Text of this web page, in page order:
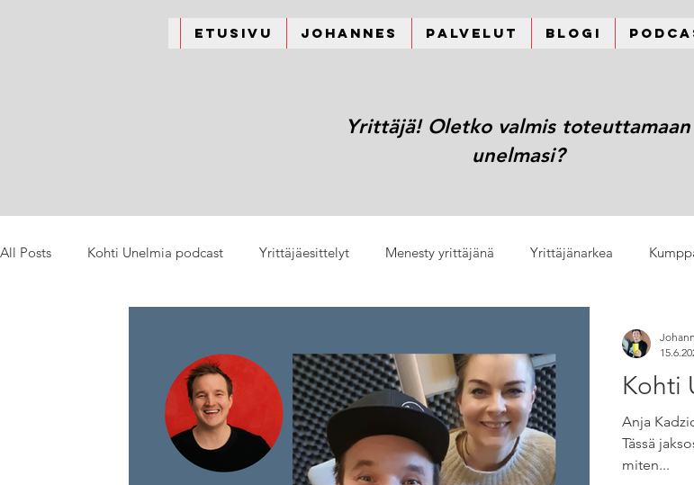
Etusivu Johannes Palvelut Blogi
Yrittäjä! Oletko valmis toteuttamaan
unelmasi?
All Posts Kohti Unelmia podcast Yrittäjäesittelyt Menesty yrittäjänä Yrittäjänarkea
Kohti
Anja
Tässä
miten...